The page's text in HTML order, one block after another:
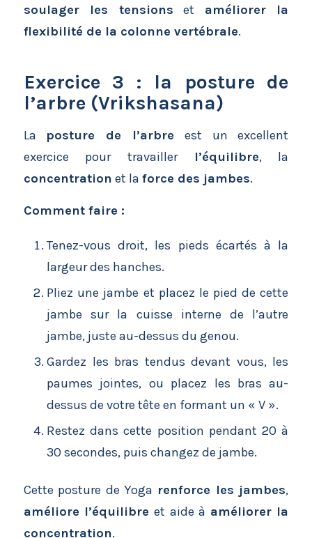
soulager les tensions et améliorer la
flexibilité de la colonne vertébrale.
Exercice 3 : la posture de
l’arbre (Vrikshasana)
La posture de l’arbre est un excellent
exercice pour travailler
l’équilibre, la
concentration et la force des jambes.
Comment faire :
Tenez-vous droit, les pieds écartés à la
largeur des hanches.
Pliez une jambe et placez le pied de cette
jambe sur la cuisse interne de l’autre
jambe, juste au-dessus du genou.
Gardez les bras tendus devant vous, les
paumes jointes, ou placez les bras au-
dessus de votre tête en formant un « V ».
Restez dans cette position pendant 20 à
30 secondes, puis changez de jambe.
Cette posture de Yoga renforce les jambes,
améliore l’équilibre et aide à améliorer la
concentration.